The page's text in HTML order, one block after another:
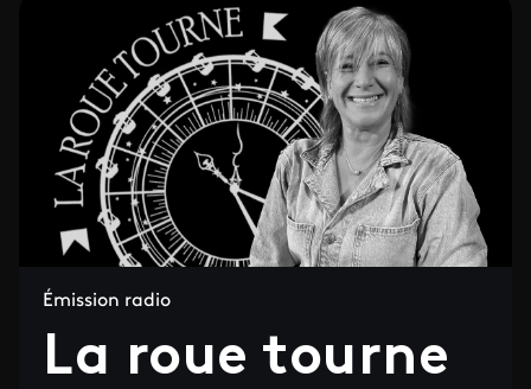
Émission radio
La roue tourne